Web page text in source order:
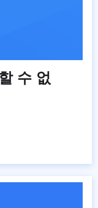
수 없